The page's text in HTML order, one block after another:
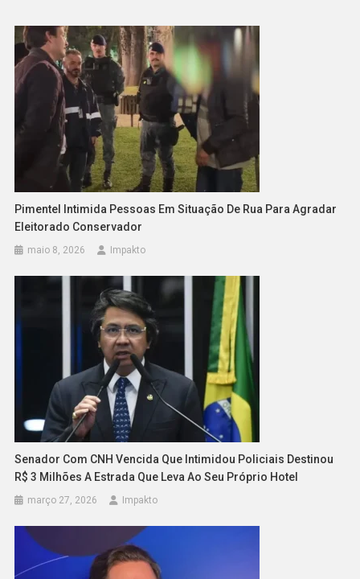
Pimentel Intimida Pessoas Em Situação De Rua Para Agradar
Eleitorado Conservador
maio 8, 2026 Impakto
Senador Com CNH Vencida Que Intimidou Policiais Destinou
R$ 3 Milhões A Estrada Que Leva Ao Seu Próprio Hotel
março 27, 2026 Impakto